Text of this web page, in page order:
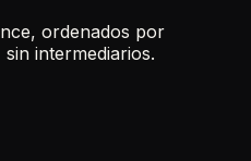
ordenados por
intermediarios.